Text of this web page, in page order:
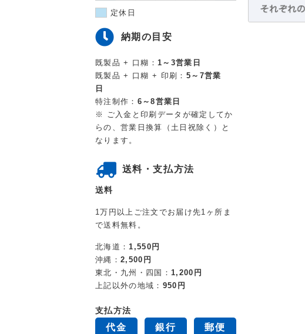
定休日
納期の目安
既製品 + 口糊：1～3営業日
既製品 + 口糊 + 印刷： 5～7営業
日
特注制作： 6～8営業日
※ ご入金と印刷データが確定してか
らの、営業日換算（土日祝除く）と
なります。
送料・支払方法
送料
1万円以上ご注文でお届け先1ヶ所ま
で送料無料。
北海道：1,550円
沖縄：2,500円
東北・九州・四国：1,200円
上記以外の地域： 950円
支払方法
代金
銀行
郵便